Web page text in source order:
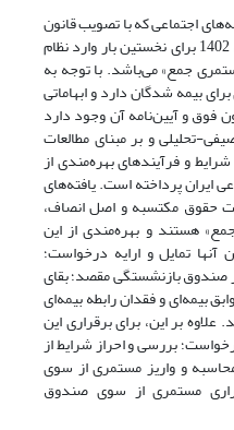
اجتماعی که با تصویب قانون
نقل و انتقال سوابق بیمه‌ای در سال 1402 برای نخستین بار وارد نظام
جمع» می‌باشد. با توجه به
بیمه شدگان دارد و ابهاماتی
فوق و آیین‌نامه آن وجود دارد
تحلیلی و بر مبنای مطالعات
و فرآیندهای بهره‌مندی از
ایران پرداخته است. یافته‌های
حقوق مکتسبه و اصل انصاف،
هستند و بهره‌مندی از این
تمایل و ارایه درخواست؛
صندوق بازنشستگی مقصد؛ بقای
بیمه‌ای و فقدان رابطه بیمه‌ای
بر این، برای برقراری این
بررسی و احراز شرایط از
و واریز مستمری از سوی
مستمری از سوی صندوق